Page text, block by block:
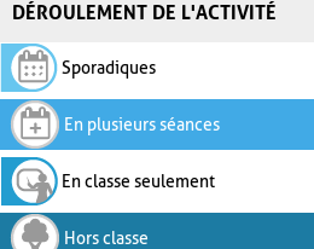
DÉROULEMENT DE L'ACTIVITÉ
Sporadiques
En plusieurs séances
En classe seulement
Hors classe